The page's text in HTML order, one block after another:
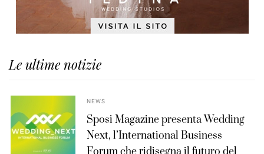
Le ultime notizie
NEWS
Sposi Magazine presenta Wedding
Next, l’International Business